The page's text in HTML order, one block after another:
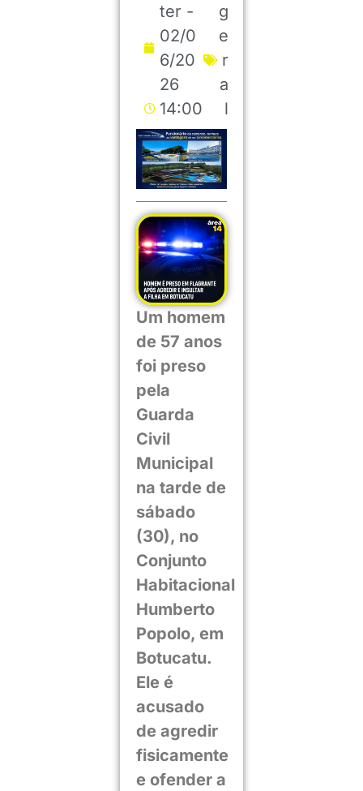
ter -
02/0
6/20
26
14:00
g
e
r
a
l
Um homem
de 57 anos
foi preso
pela
Guarda
Civil
Municipal
na tarde de
sábado
(30), no
Conjunto
Habitacional
Humberto
Popolo, em
Botucatu.
Ele é
acusado
de agredir
fisicamente
e ofender a